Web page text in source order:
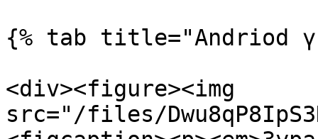
{% tab title="Andriod
<div><figure><img
src="/files/